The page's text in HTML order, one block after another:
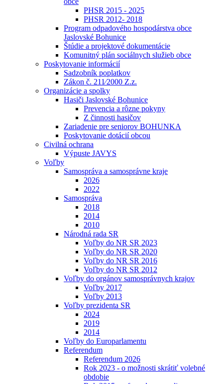
PHSR 2015 - 2025
PHSR 2012- 2018
Program odpadového hospodárstva obce
Jaslovské Bohunice
Štúdie a projektové dokumentácie
Komunitný plán sociálnych služieb obce
Poskytovanie informácií
Sadzobník poplatkov
Zákon č. 211⁄2000 Z.z.
Organizácie a spolky
Hasiči Jaslovské Bohunice
Prevencia a rôzne pokyny
Z činnosti hasičov
Zariadenie pre seniorov BOHUNKA
Poskytovanie dotácií obcou
Civilná ochrana
Výpuste JAVYS
Voľby
Samospráva a samosprávne kraje
2026
2022
Samospráva
2018
2014
2010
Národná rada SR
Voľby do NR SR 2023
Voľby do NR SR 2020
Voľby do NR SR 2016
Voľby do NR SR 2012
Voľby do orgánov samosprávnych krajov
Voľby 2017
Voľby 2013
Voľby prezidenta SR
2024
2019
2014
Voľby do Europarlamentu
Referendum
Referendum 2026
Rok 2023 - o možnosti skrátiť volebné
obdobie